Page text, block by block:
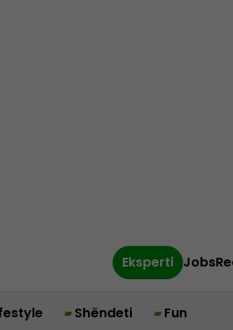
Eksperti Jobs
Shëndeti Fun